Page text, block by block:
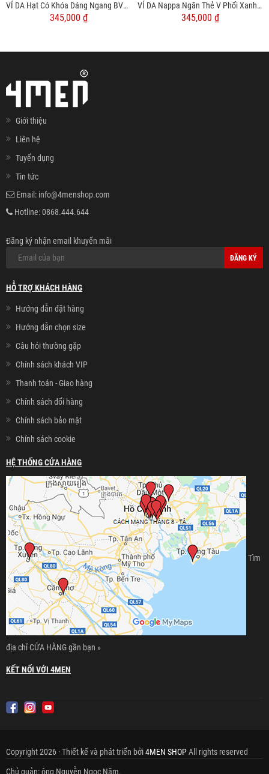
VÍ DA Hạt Có Khóa Dáng Ngang BV065
345,000 ₫
VÍ DA Nappa Ngăn Thẻ V Phối Xanh Dáng Ngang BV064
345,000 ₫
Giới thiệu
Liên hệ
Tuyển dụng
Tin tức
Email: info@4menshop.com
Hotline:0868.444.644
Đăng ký nhận email khuyến mãi
ĐĂNG KÝ
HỖ TRỢ KHÁCH HÀNG
Hướng dẫn đặt hàng
Hướng dẫn chọn size
Câu hỏi thường gặp
Chính sách khách VIP
Thanh toán - Giao hàng
Chính sách đổi hàng
Chính sách bảo mật
Chính sách cookie
HỆ THỐNG CỬA HÀNG
Tìm
địa chỉ CỬA HÀNG gần bạn »
KẾT NỐI VỚI 4MEN
Copyright 2026 · Thiết kế và phát triển bởi4MEN SHOPAll rights reserved
Chủ quản: ông Nguyễn Ngọc Năm.